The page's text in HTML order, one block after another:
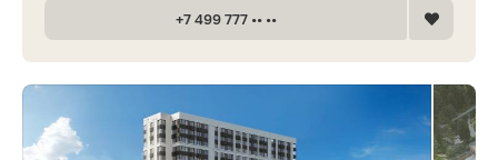
+7 499 777 •• ••